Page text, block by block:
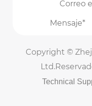
Copyright ©
Ltd.
Technical